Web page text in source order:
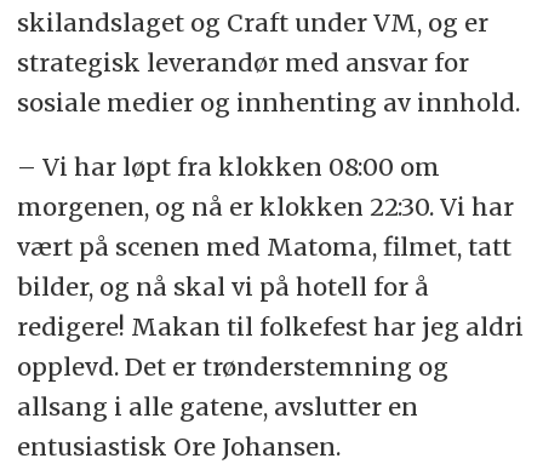
skilandslaget og Craft under VM, og er
strategisk leverandør med ansvar for
sosiale medier og innhenting av innhold.
– Vi har løpt fra klokken 08:00 om
morgenen, og nå er klokken 22:30. Vi har
vært på scenen med Matoma, filmet, tatt
bilder, og nå skal vi på hotell for å
redigere! Makan til folkefest har jeg aldri
opplevd. Det er trønderstemning og
allsang i alle gatene, avslutter en
entusiastisk Ore Johansen.